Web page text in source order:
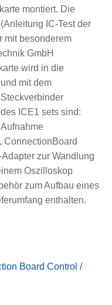
montiert. Die
IC-Test der
mit besonderem
GmbH
wird in die
mit dem
ICE1 sets sind:
ConnectionBoard
zur Wandlung
Oszilloskop
zum Aufbau eines
enthalten.
Board Control /